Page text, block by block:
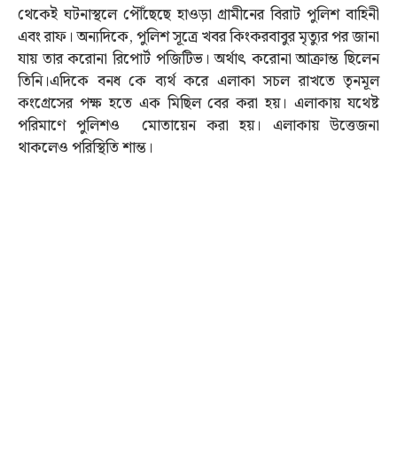
থেকেই ঘটনাস্থলে পৌঁছেছে হাওড়া গ্রামীনের বিরাট পুলিশ বাহিনী
এবং রাফ। অন্যদিকে, পুলিশ সূত্রে খবর কিংকরবাবুর মৃত্যুর পর জানা
যায় তার করোনা রিপোর্ট পজিটিভ। অর্থাৎ করোনা আক্রান্ত ছিলেন
তিনি।এদিকে বনধ কে ব্যর্থ করে এলাকা সচল রাখতে তৃনমূল
কংগ্রেসের পক্ষ হতে এক মিছিল বের করা হয়। এলাকায় যথেষ্ট
পরিমাণে পুলিশও মোতায়েন করা হয়। এলাকায় উত্তেজনা
থাকলেও পরিস্থিতি শান্ত।